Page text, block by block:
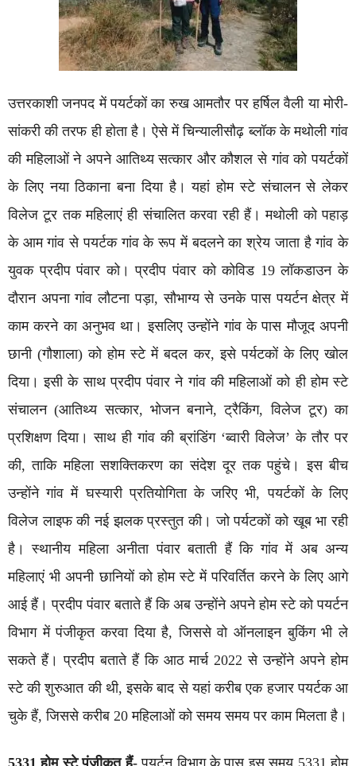
उत्तरकाशी जनपद में पयर्टकों का रुख आमतौर पर हर्षिल वैली या मोरी-
सांकरी की तरफ ही होता है। ऐसे में चिन्यालीसौढ़ ब्लॉक के मथोली गांव
की महिलाओं ने अपने आतिथ्य सत्कार और कौशल से गांव को पयर्टकों
के लिए नया ठिकाना बना दिया है। यहां होम स्टे संचालन से लेकर
विलेज टूर तक महिलाएं ही संचालित करवा रही हैं। मथोली को पहाड़
के आम गांव से पयर्टक गांव के रूप में बदलने का श्रेय जाता है गांव के
युवक प्रदीप पंवार को। प्रदीप पंवार को कोविड 19 लॉकडाउन के
दौरान अपना गांव लौटना पड़ा, सौभाग्य से उनके पास पयर्टन क्षेत्र में
काम करने का अनुभव था। इसलिए उन्होंने गांव के पास मौजूद अपनी
छानी (गौशाला) को होम स्टे में बदल कर, इसे पर्यटकों के लिए खोल
दिया। इसी के साथ प्रदीप पंवार ने गांव की महिलाओं को ही होम स्टे
संचालन (आतिथ्य सत्कार, भोजन बनाने, ट्रैकिंग, विलेज टूर) का
प्रशिक्षण दिया। साथ ही गांव की ब्रांडिंग ‘ब्वारी विलेज’ के तौर पर
की, ताकि महिला सशक्तिकरण का संदेश दूर तक पहुंचे। इस बीच
उन्होंने गांव में घस्यारी प्रतियोगिता के जरिए भी, पयर्टकों के लिए
विलेज लाइफ की नई झलक प्रस्तुत की। जो पर्यटकों को खूब भा रही
है। स्थानीय महिला अनीता पंवार बताती हैं कि गांव में अब अन्य
महिलाएं भी अपनी छानियों को होम स्टे में परिवर्तित करने के लिए आगे
आई हैं। प्रदीप पंवार बताते हैं कि अब उन्होंने अपने होम स्टे को पयर्टन
विभाग में पंजीकृत करवा दिया है, जिससे वो ऑनलाइन बुकिंग भी ले
सकते हैं। प्रदीप बताते हैं कि आठ मार्च 2022 से उन्होंने अपने होम
स्टे की शुरुआत की थी, इसके बाद से यहां करीब एक हजार पयर्टक आ
चुके हैं, जिससे करीब 20 महिलाओं को समय समय पर काम मिलता है।
5331 होम स्टे पंजीकृत हैं-पयर्टन विभाग के पास इस समय 5331 होम